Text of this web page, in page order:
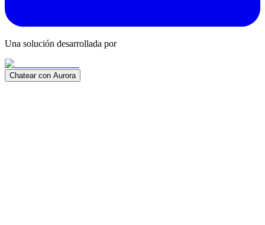
Una solución desarrollada por
Chatear con Aurora